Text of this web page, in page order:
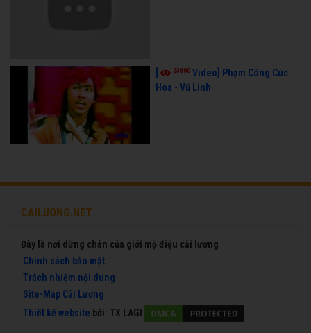
23600 Video] Phạm Công Cúc
Hoa - Vũ Linh
CAILUONG.NET
Đây là nơi dừng chân của giới mộ điệu cải lương
Chính sách bảo mật
Trách nhiệm nội dung
Site-Map Cải Lương
Thiết kế website bởi: TX LAGI